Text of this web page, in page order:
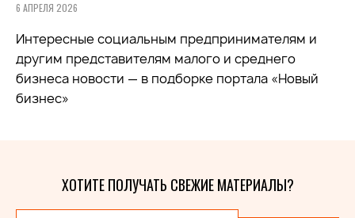
6 АПРЕЛЯ 2026
Интересные социальным предпринимателям и
другим представителям малого и среднего
бизнеса новости — в подборке портала «Новый
бизнес»
ХОТИТЕ ПОЛУЧАТЬ СВЕЖИЕ МАТЕРИАЛЫ?